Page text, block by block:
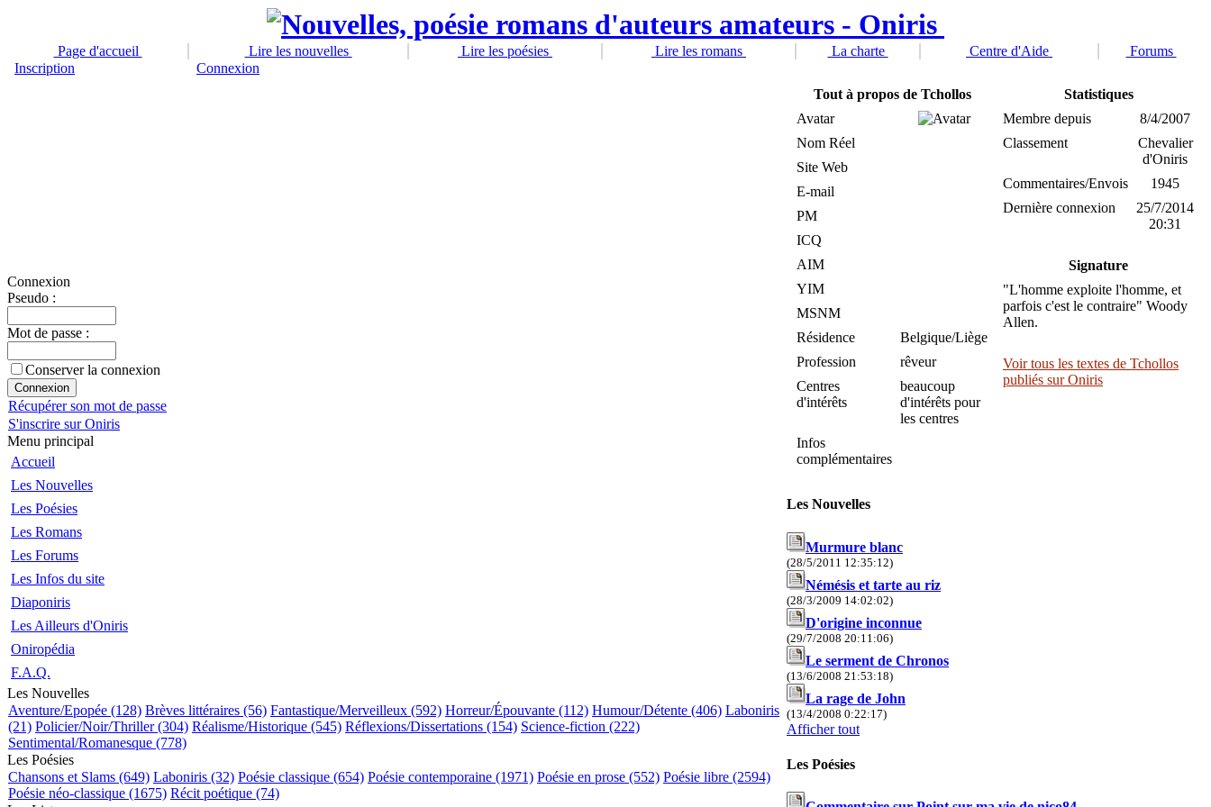
Page d'accueil Lire les nouvelles Lire les poésies Lire les romans La charte Centre d'Aide
Forums
Inscription
Connexion
Connexion
Pseudo :
Mot de passe :
Conserver la connexion
Récupérer son mot de passe
S'inscrire sur Oniris
Menu principal
Accueil
Les Nouvelles
Les Poésies
Les Romans
Les Forums
Les Infos du site
Diaponiris
Les Ailleurs d'Oniris
Oniropédia
F.A.Q.
Les Nouvelles
Aventure/Epopée (128) Brèves littéraires (56) Fantastique/Merveilleux (592) Horreur/Épouvante (112) Humour/Détente (406) Laboniris
(21) Policier/Noir/Thriller (304) Réalisme/Historique (545) Réflexions/Dissertations (154) Science-fiction (222)
Sentimental/Romanesque (778)
Les Poésies
Chansons et Slams (649) Laboniris (32) Poésie classique (654) Poésie contemporaine (1971) Poésie en prose (552) Poésie libre (2594)
Poésie néo-classique (1675) Récit poétique (74)
Tout à propos de Tchollos
Avatar
Nom Réel
Site Web
E-mail
PM
ICQ
AIM
YIM
MSNM
Résidence
Belgique/Liège
Profession
rêveur
Centres
d'intérêts
beaucoup
d'intérêts pour
les centres
Infos
complémentaires
Statistiques
Membre depuis
8/4/2007
Classement
Chevalier
d'Oniris
Commentaires/Envois
1945
Dernière connexion
25/7/2014
20:31
Signature
"L'homme exploite l'homme, et
parfois c'est le contraire" Woody
Allen.
Voir tous les textes de Tchollos
publiés sur Oniris
Les Nouvelles
Murmure blanc
(28/5/2011 12:35:12)
Némésis et tarte au riz
(28/3/2009 14:02:02)
D'origine inconnue
(29/7/2008 20:11:06)
Le serment de Chronos
(13/6/2008 21:53:18)
La rage de John
(13/4/2008 0:22:17)
Afficher tout
Les Poésies